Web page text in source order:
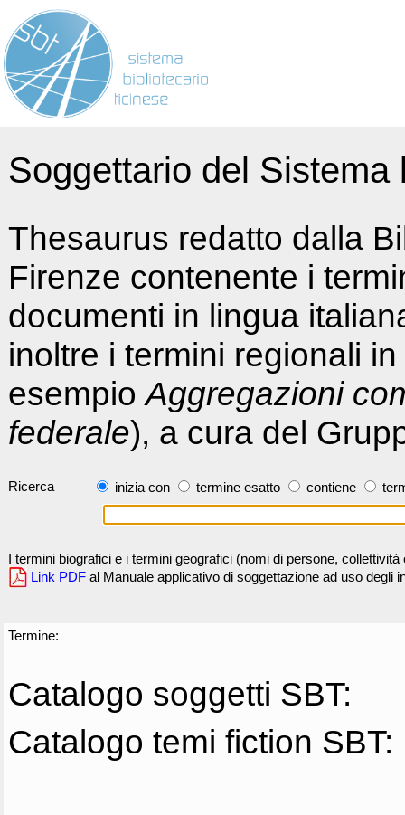
Soggettario del
Thesaurus redatto dalla
Firenze contenente i
documenti in lingua
inoltre i termini regionali
esempioAggregazioni
federale), a cura del
Ricerca inizia con termine esatto contiene
I termini biografici e i termini geografici (nomi di persone,
Link PDF al Manuale applicativo di soggettazione ad uso degli
Termine:
Catalogo soggetti SBT:
Catalogo temi fiction SBT: